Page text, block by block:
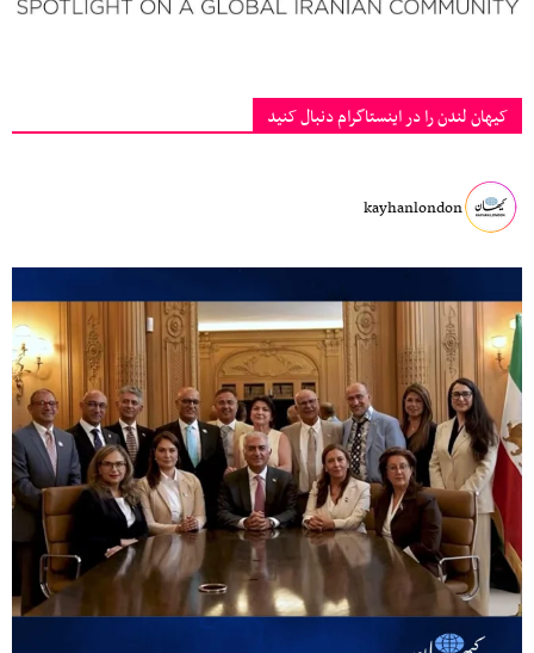
کیهان لندن را در اینستاگرام دنبال کنید
kayhanlondon